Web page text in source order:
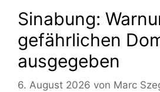
Sinabung:
gefährlichen
ausgegeben
6. August 2026 von Marc